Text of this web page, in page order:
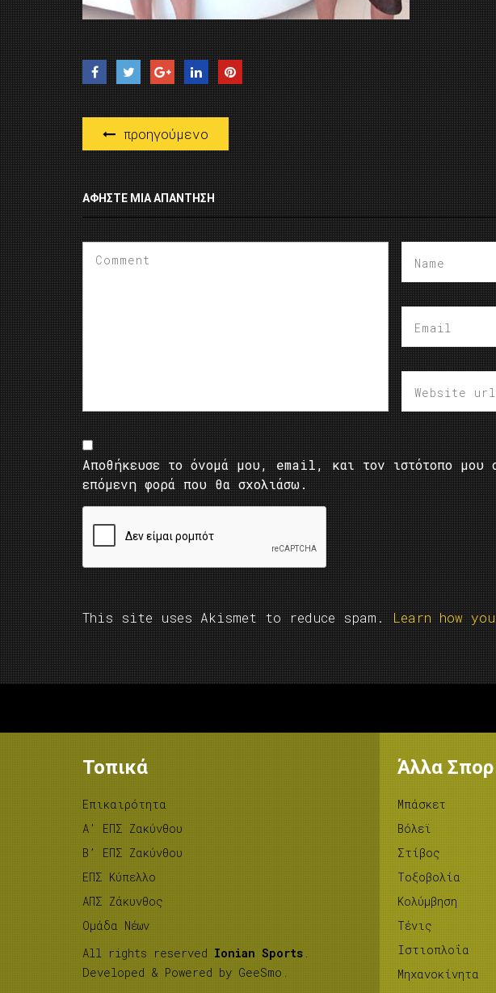
προηγούμενο
ΑΦΉΣΤΕ ΜΙΑ ΑΠΆΝΤΗΣΗ
Αποθήκευσε το όνομά μου, email, και τον ιστότοπο μου
επόμενη φορά που θα σχολιάσω.
This site uses Akismet to reduce spam. Learn how
Τοπικά
Επικαιρότητα
A’ ΕΠΣ Ζακύνθου
B’ ΕΠΣ Ζακύνθου
ΕΠΣ Κύπελλο
ΑΠΣ Ζάκυνθος
Ομάδα Νέων
All rights reserved Ionian Sports .
Developed & Powered by GeeSmo .
Άλλα Σπορ
Μπάσκετ
Βόλεϊ
Στίβος
Tοξοβολία
Κολύμβηση
Τένις
Ιστιοπλοΐα
Μηχανοκίνητα